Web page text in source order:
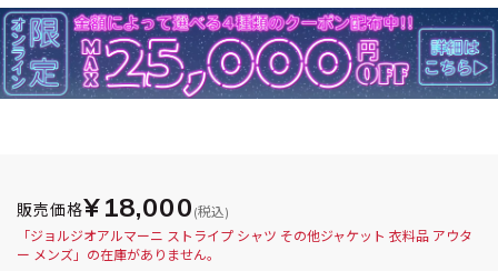
販売価格¥18,000 (税込)
「ジョルジオアルマーニ ストライプ シャツ その他ジャケット 衣料品 アウタ
ー メンズ」の在庫がありません。